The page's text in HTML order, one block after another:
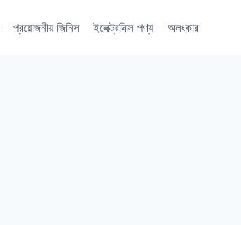
প্রয়োজনীয় জিনিস ইলেক্ট্রনিক্স পণ্য অলংকার